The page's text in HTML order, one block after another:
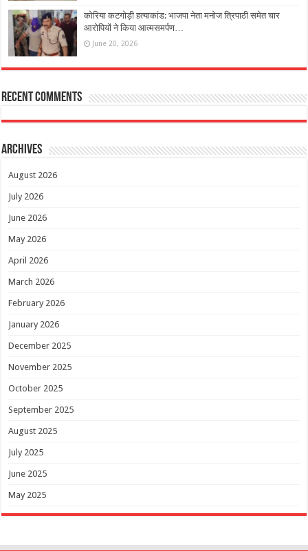
कोरिया कटगोड़ी हत्याकांड: भाजपा नेता मनोज त्रिपाठी समेत चार
आरोपियों ने किया आत्मसमर्पण…
June 20, 2026
Recent Comments
Archives
August 2026
July 2026
June 2026
May 2026
April 2026
March 2026
February 2026
January 2026
December 2025
November 2025
October 2025
September 2025
August 2025
July 2025
June 2025
May 2025